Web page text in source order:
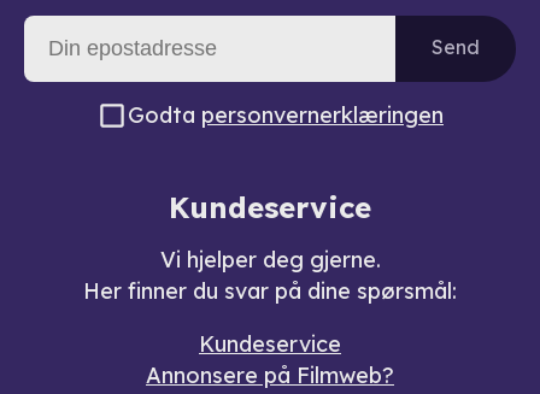
Send
Godta personvernerklæringen
Kundeservice
Vi hjelper deg gjerne.
Her finner du svar på dine spørsmål:
Kundeservice
Annonsere på Filmweb?